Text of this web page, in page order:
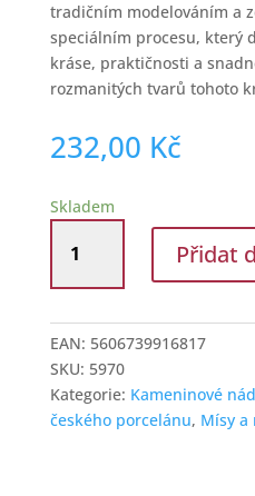
tradičním modelováním a
speciálním procesu, který
kráse, praktičnosti a
rozmanitých tvarů tohoto
232,00 Kč
Skladem
hranatá
11
Costa
Nova
bílá
množství
Přidat
EAN: 5606739916817
SKU: 5970
Kategorie: Kameninové
českého porcelánu, Mísy a